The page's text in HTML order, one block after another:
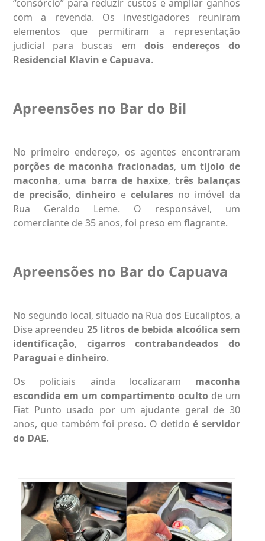
“consórcio” para reduzir custos e ampliar ganhos
com a revenda. Os investigadores reuniram
elementos que permitiram a representação
judicial para buscas em dois endereços do
Residencial Klavin e Capuava.
Apreensões no Bar do Bil
No primeiro endereço, os agentes encontraram
porções de maconha fracionadas, um tijolo de
maconha, uma barra de haxixe, três balanças
de precisão, dinheiro e celulares no imóvel da
Rua Geraldo Leme. O responsável, um
comerciante de 35 anos, foi preso em flagrante.
Apreensões no Bar do Capuava
No segundo local, situado na Rua dos Eucaliptos, a
Dise apreendeu 25 litros de bebida alcoólica sem
identificação, cigarros contrabandeados do
Paraguai edinheiro.
Os policiais ainda localizaram maconha
escondida em um compartimento oculto de um
Fiat Punto usado por um ajudante geral de 30
anos, que também foi preso. O detido é servidor
do DAE.